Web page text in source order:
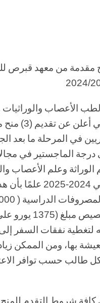
مقدمة من معهد قبرص
الأعصاب
الطب الجزيئي
في المرحلة ما بعد
الماجستير في
الوراثة وعلم الأعصاب
للعام الدراسي 2024-
الى جانب تخصيص
لتغطية نفقات السفر
بها، ومن الممكن
لكل طالب حسب توافر
كافة شروط التقدم للمنح